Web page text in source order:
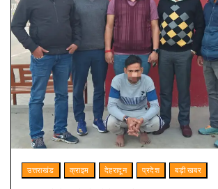
उत्तराखंड क्राइम देहरादून प्रदेश बड़ी खबर